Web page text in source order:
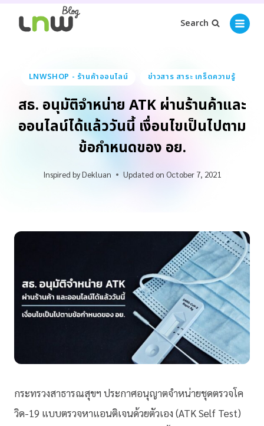
Search
LNWSHOP - ร้านค้าออนไลน์ ข่าวสาร สาระ เกร็ดความรู้
สธ. อนุมัติจำหน่าย ATK ผ่านร้านค้าและ
ออนไลน์ได้แล้ววันนี้ เงื่อนไขเป็นไปตาม
ข้อกำหนดของ อย.
Inspired byDekluan Updated on October 7, 2021
กระทรวงสาธารณสุขฯ ประกาศอนุญาตจำหน่ายชุดตรวจโค
วิด-19 แบบตรวจหาแอนติเจนด้วยตัวเอง (ATK Self Test)